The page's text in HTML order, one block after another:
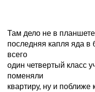
Там дело не в
последняя капля яда в
всего
один четвертый класс
поменяли
квартиру, ну и